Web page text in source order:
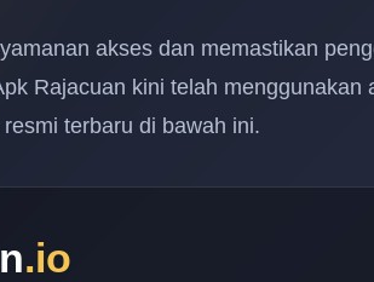
akses dan memastikan
Rajacuan kini telah menggunakan
terbaru di bawah ini.
.io